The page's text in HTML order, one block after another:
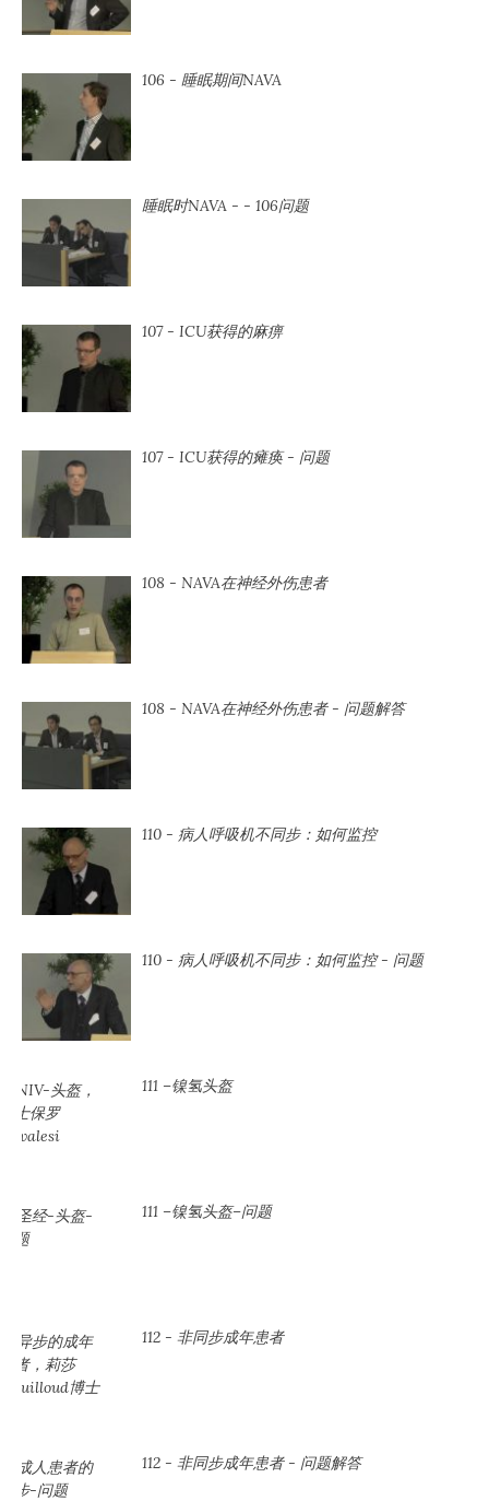
106 - 睡眠期间NAVA
睡眠时NAVA - - 106问题
107 - ICU获得的麻痹
107 - ICU获得的瘫痪 - 问题
108 - NAVA在神经外伤患者
108 - NAVA在神经外伤患者 - 问题解答
110 - 病人呼吸机不同步：如何监控
110 - 病人呼吸机不同步：如何监控 - 问题
111 –镍氢头盔
111 –镍氢头盔–问题
112 - 非同步成年患者
112 - 非同步成年患者 - 问题解答